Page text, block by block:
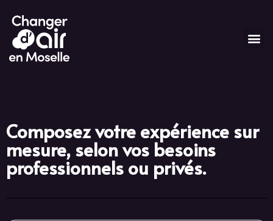
Hébergements
Informations pratiques
FAQ
Tarifs & Devis
Composez votre expérience sur
mesure, selon vos besoins
professionnels ou privés.